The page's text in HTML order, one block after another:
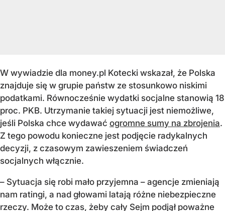
W wywiadzie dla money.pl Kotecki wskazał, że Polska
znajduje się w grupie państw ze stosunkowo niskimi
podatkami. Równocześnie wydatki socjalne stanowią 18
proc. PKB. Utrzymanie takiej sytuacji jest niemożliwe,
jeśli Polska chce wydawać ogromne sumy na zbrojenia.
Z tego powodu konieczne jest podjęcie radykalnych
decyzji, z czasowym zawieszeniem świadczeń
socjalnych włącznie.
– Sytuacja się robi mało przyjemna – agencje zmieniają
nam ratingi, a nad głowami latają różne niebezpieczne
rzeczy. Może to czas, żeby cały Sejm podjął poważne